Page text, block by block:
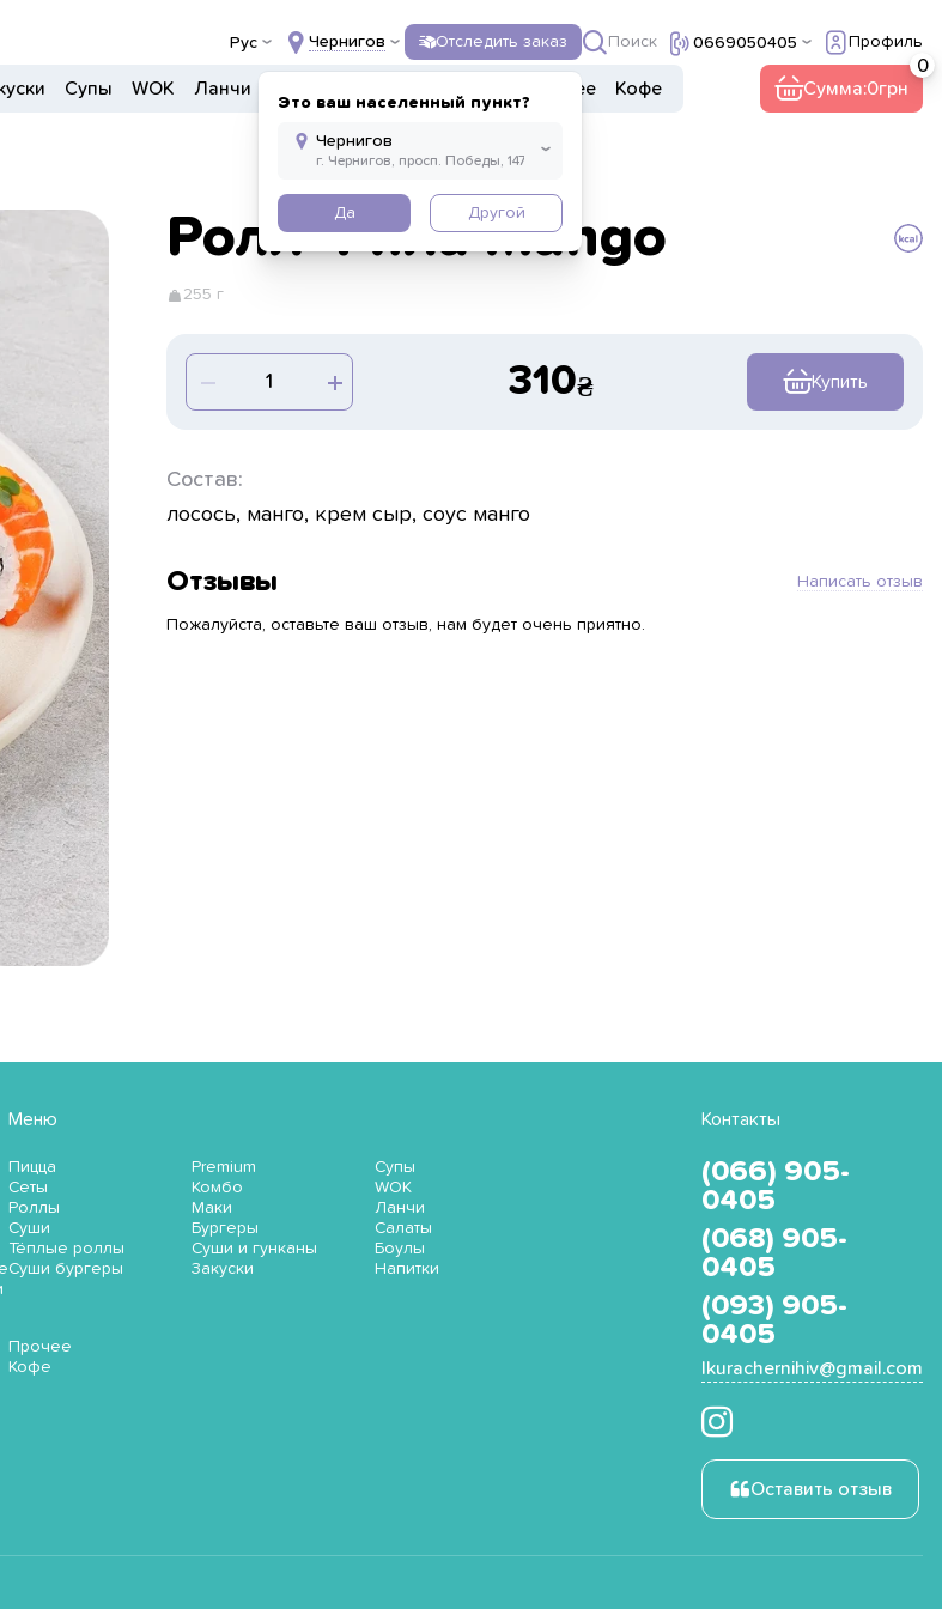
Рус Чернигов
Это ваш населенный пункт?
Да Другой
Отследить заказ Поиск 0669050405 Профиль
Супы WOK Ланчи Прочее Кофе Сумма:0
Ролл Фила Mango
255 г
310 Купить
Состав:
лосось, манго, крем сыр, соус манго
Отзывы Написать отзыв
Пожалуйста, оставьте ваш отзыв, нам будет очень приятно.
Меню
Пицца
Сеты
Роллы
Суши
Тёплые роллы
Суши бургеры
Premium
Комбо
Маки
Бургеры
Суши и гунканы
Закуски
Супы
WOK
Ланчи
Салаты
Боулы
Напитки
Прочее
Кофе
Контакты
(066) 905-
0405
(068) 905-
0405
(093) 905-
0405
Ikurachernihiv@gmail.com
Оставить отзыв